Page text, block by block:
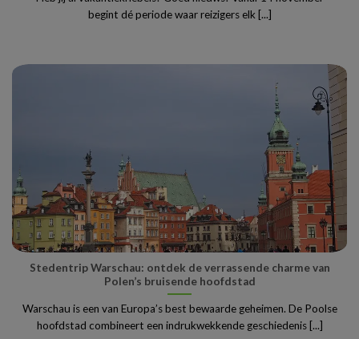
begint dé periode waar reizigers elk [...]
Stedentrip Warschau: ontdek de verrassende charme van
Polen’s bruisende hoofdstad
Warschau is een van Europa’s best bewaarde geheimen. De Poolse
hoofdstad combineert een indrukwekkende geschiedenis [...]